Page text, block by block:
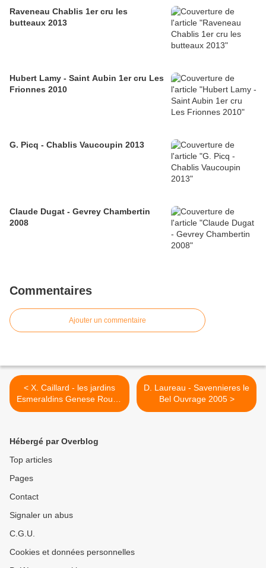
Raveneau Chablis 1er cru les
butteaux 2013
Hubert Lamy - Saint Aubin 1er cru Les
Frionnes 2010
G. Picq - Chablis Vaucoupin 2013
Claude Dugat - Gevrey Chambertin
2008
Commentaires
Ajouter un commentaire
< X. Caillard - les jardins
Esmeraldins Genese Rouge
2003
D. Laureau - Savennieres le
Bel Ouvrage 2005 >
Hébergé par Overblog
Top articles
Pages
Contact
Signaler un abus
C.G.U.
Cookies et données personnelles